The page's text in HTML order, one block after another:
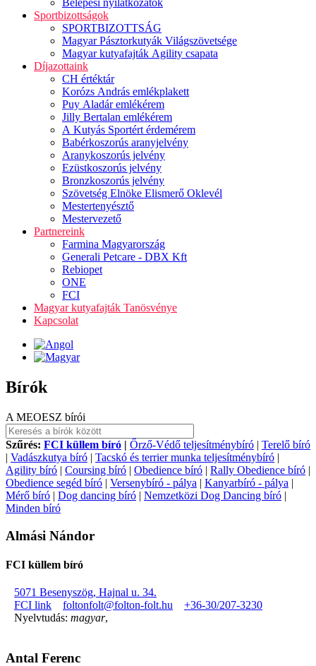
Belépési nyilatkozatok
Sportbizottságok
SPORTBIZOTTSÁG
Magyar Pásztorkutyák Világszövetsége
Magyar kutyafajták Agility csapata
Díjazottaink
CH értéktár
Korózs András emlékplakett
Puy Aladár emlékérem
Jilly Bertalan emlékérem
A Kutyás Sportért érdemérem
Babérkoszorús aranyjelvény
Aranykoszorús jelvény
Ezüstkoszorús jelvény
Bronzkoszorús jelvény
Szövetség Elnöke Elismerő Oklevél
Mestertenyésztő
Mestervezető
Partnereink
Farmina Magyarország
Generali Petcare - DBX Kft
Rebiopet
ONE
FCI
Magyar kutyafajták Tanösvénye
Kapcsolat
Bírók
A MEOESZ bírói
Szűrés: FCI küllem bíró | Őrző-Védő teljesítménybíró | Terelő bíró
| Vadászkutya bíró | Tacskó és terrier munka teljesítménybíró |
Agility bíró | Coursing bíró | Obedience bíró | Rally Obedience bíró |
Obedience segéd bíró | Versenybíró - pálya | Kanyarbíró - pálya |
Mérő bíró | Dog dancing bíró | Nemzetközi Dog Dancing bíró |
Minden bíró
Almási Nándor
FCI küllem bíró
5071 Besenyszög, Hajnal u. 34.
FCI link
foltonfolt@folton-folt.hu
+36-30/207-3230
Nyelvtudás: magyar,
Antal Ferenc